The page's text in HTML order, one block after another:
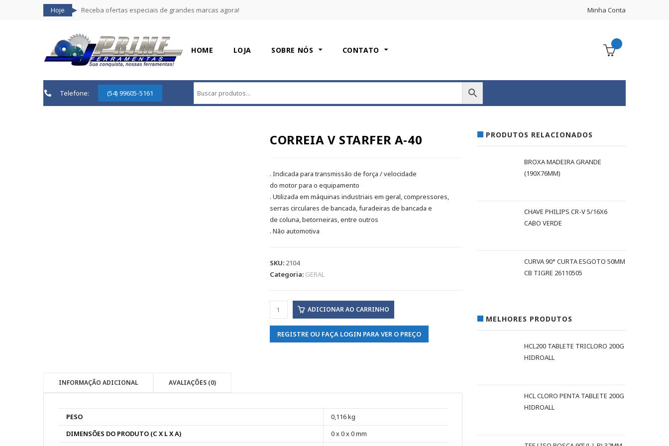
Minha Conta
Hoje Receba ofertas especiais de grandes marcas agora!
HOME LOJA SOBRE NÓS CONTATO
Telefone: (54) 99605-5161
CORREIA V STARFER A-40
. Indicada para transmissão de força / velocidade
do motor para o equipamento
. Utilizada em máquinas industriais em geral, compressores,
serras circulares de bancada, furadeiras de bancada e
de coluna, betorneiras, entre outros
. Não automotiva
SKU: 2104
Categoria: GERAL
ADICIONAR AO CARRINHO
REGISTRE OU FAÇA LOGIN PARA VER O PREÇO
INFORMAÇÃO ADICIONAL AVALIAÇÕES (0)
PESO
0,116 kg
DIMENSÕES DO PRODUTO (C X L X A)
0 x 0 x 0 mm
PRODUTOS RELACIONADOS
BROXA MADEIRA GRANDE
(190X76MM)
CHAVE PHILIPS CR-V 5/16X6
CABO VERDE
CURVA 90° CURTA ESGOTO 50MM
CB TIGRE 26110505
MELHORES PRODUTOS
HCL200 TABLETE TRICLORO 200G
HIDROALL
HCL CLORO PENTA TABLETE 200G
HIDROALL